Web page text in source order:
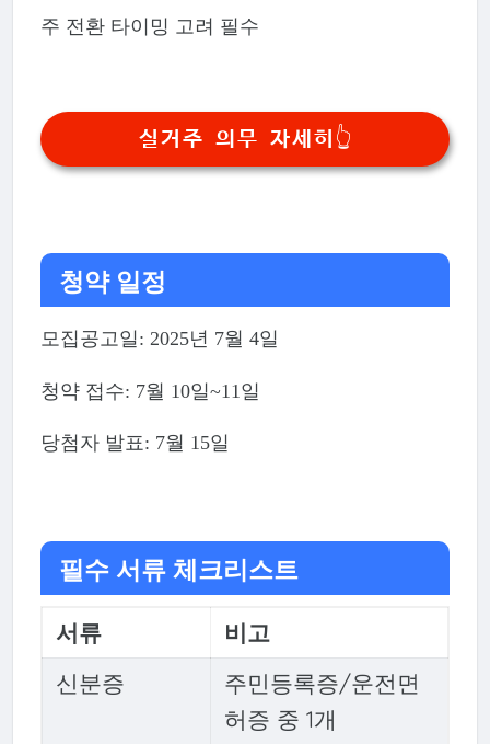
주 전환 타이밍 고려 필수
실거주 의무 자세히👆
청약 일정
모집공고일: 2025년 7월 4일
청약 접수: 7월 10일~11일
당첨자 발표: 7월 15일
필수 서류 체크리스트
서류
비고
신분증
주민등록증/운전면
허증 중 1개